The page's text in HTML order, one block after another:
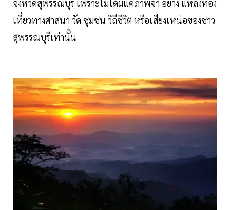
จังหวัดสุพรรณบุรี เพราะไม่ได้มีแค่ภาพจำ อย่าง แหล่งท่อง
เที่ยวทางศาสนา วัด ชุมชน วิถีชีวิต หรือเสียงเหน่อของชาว
สุพรรณบุรีเท่านั้น